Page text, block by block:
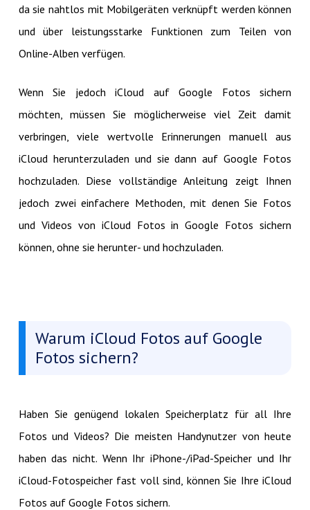
da sie nahtlos mit Mobilgeräten verknüpft werden können
und über leistungsstarke Funktionen zum Teilen von
Online-Alben verfügen.
Wenn Sie jedoch iCloud auf Google Fotos sichern
möchten, müssen Sie möglicherweise viel Zeit damit
verbringen, viele wertvolle Erinnerungen manuell aus
iCloud herunterzuladen und sie dann auf Google Fotos
hochzuladen. Diese vollständige Anleitung zeigt Ihnen
jedoch zwei einfachere Methoden, mit denen Sie Fotos
und Videos von iCloud Fotos in Google Fotos sichern
können, ohne sie herunter- und hochzuladen.
Warum iCloud Fotos auf Google
Fotos sichern?
Haben Sie genügend lokalen Speicherplatz für all Ihre
Fotos und Videos? Die meisten Handynutzer von heute
haben das nicht. Wenn Ihr iPhone-/iPad-Speicher und Ihr
iCloud-Fotospeicher fast voll sind, können Sie Ihre iCloud
Fotos auf Google Fotos sichern.